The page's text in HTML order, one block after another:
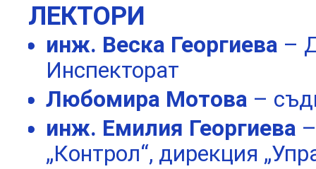
ЛЕКТОРИ
инж. Веска Георгиева –
Инспекторат
Любомира Мотова –
инж. Емилия Георгиева
„Контрол“, дирекция